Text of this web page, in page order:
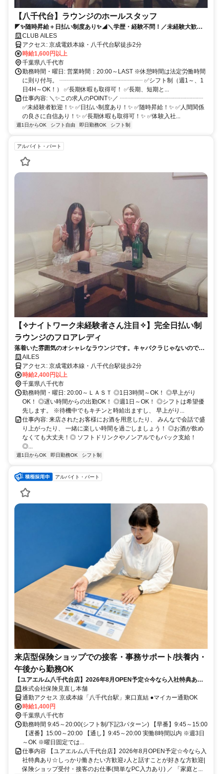
【八千代台】ラウンジのホールスタッフ
◤✨随時昇給＋日払い制度あり✨◢＼学歴・経験不問！／未経験大歓
迎！ 学生・フリーター歓迎！あなたの頑張りを評価！やる気重視で積極
採用中⚡
CLUB AILES
アクセス: 京成電鉄本線・八千代台駅徒歩2分
時給1,600円以上
千葉県八千代市
勤務時間・曜日: 営業時間：20:00～LAST ※休憩時間は法定労働時間
に則り付与。 ┈┈┈┈┈┈┈┈┈┈┈┈┈┈ ✅シフト制（週1～、1
日4H～OK！） ✅長期休暇も取得可！ ✅長期、短期と...
仕事内容: ＼✨この求人のPOINT✨／ ┈┈┈┈┈┈┈┈┈┈┈┈┈┈
✅未経験者歓迎！✨ ✅日払い制度あり！✨ ✅随時昇給！✨ ✅人間関係
の良さに自信あり！✨ ✅長期休暇も取得可！✨ ✅体験入社...
週1日からOK シフト自由 即日勤務OK シフト制
アルバイト・パート
【✧ナイトワーク未経験者さん注目✧】完全日払い制
ラウンジのフロアレディ
落着いた雰囲気のオシャレなラウンジです。キャバクラじゃないので、
初心者さんでも気軽にお仕事できます！◎完全ノルマなし！◎初日から
完全全額日払い制！◎週末だけの出勤大歓迎！
AILES
アクセス: 京成電鉄本線・八千代台駅徒歩2分
時給2,400円以上
千葉県八千代市
勤務時間・曜日: 20:00～ＬＡＳＴ ◎1日3時間～OK！ ◎早上がり
OK！ ◎遅い時間からの出勤OK！ ◎週1日～OK！ ◎シフトは希望優
先します。 ※待機中でもキチンと時給出ますし、 早上がり...
仕事内容: 来店されたお客様にお酒を用意したり、 みんなで会話で盛
り上がったり、 一緒に楽しい時間を過ごしましょう！ ◎お酒が飲め
なくても大丈夫！◎ ソフトドリンクやノンアルでもバック支給！
◎...
週1日からOK 即日勤務OK シフト制
アルバイト・パート
来店型保険ショップでの接客・事務サポート/扶養内・
午後から勤務OK
【ユアエルム八千代台店】2026年8月OPEN予定☆今なら入社特典あり
☆しっかり働きたい方歓迎♪人と話すことが好きな方歓迎|保険ショップ
受付・接客のお仕事(簡単なPC入力あり)
株式会社保険見直し本舗
通勤アクセス 京成本線「八千代台駅」東口直結 ●マイカー通勤OK
時給1,400円
千葉県八千代市
勤務時間 9:45～20:00(シフト制/下記3パターン) 【早番】9:45～15:00
【遅番】15:00～20:00 【通し】9:45～20:00 実働8時間以内 ※週3日
～OK ※曜日固定では...
仕事内容 【ユアエルム八千代台店】2026年8月OPEN予定☆今なら入
社特典あり☆しっかり働きたい方歓迎♪人と話すことが好きな方歓迎|
保険ショップ受付・接客のお仕事(簡単なPC入力あり) ／ 「家庭と...